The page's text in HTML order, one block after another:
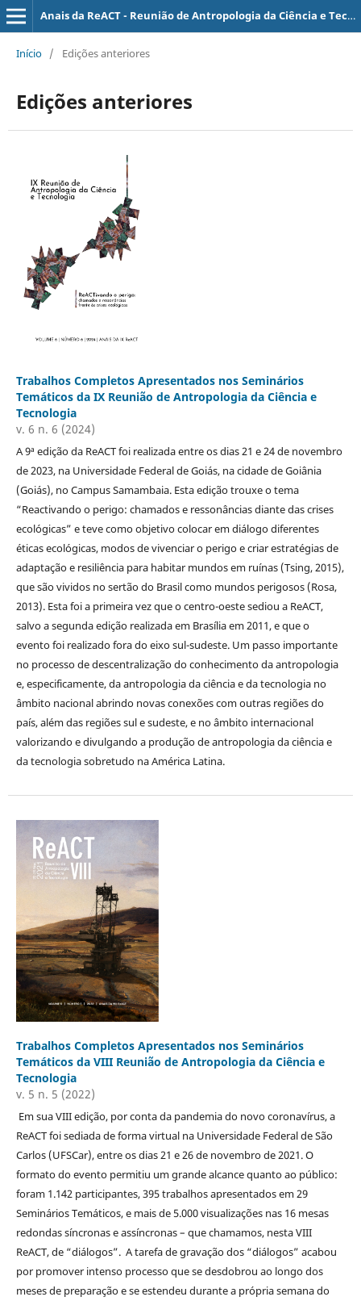
Anais da ReACT - Reunião de Antropologia da Ciência e Tecnologia
Início / Edições anteriores
Edições anteriores
Trabalhos Completos Apresentados nos Seminários
Temáticos da IX Reunião de Antropologia da Ciência e
Tecnologia
v. 6 n. 6 (2024)
A 9ª edição da ReACT foi realizada entre os dias 21 e 24 de novembro
de 2023, na Universidade Federal de Goiás, na cidade de Goiânia
(Goiás), no Campus Samambaia. Esta edição trouxe o tema
“Reactivando o perigo: chamados e ressonâncias diante das crises
ecológicas” e teve como objetivo colocar em diálogo diferentes
éticas ecológicas, modos de vivenciar o perigo e criar estratégias de
adaptação e resiliência para habitar mundos em ruínas (Tsing, 2015),
que são vividos no sertão do Brasil como mundos perigosos (Rosa,
2013). Esta foi a primeira vez que o centro-oeste sediou a ReACT,
salvo a segunda edição realizada em Brasília em 2011, e que o
evento foi realizado fora do eixo sul-sudeste. Um passo importante
no processo de descentralização do conhecimento da antropologia
e, especificamente, da antropologia da ciência e da tecnologia no
âmbito nacional abrindo novas conexões com outras regiões do
país, além das regiões sul e sudeste, e no âmbito internacional
valorizando e divulgando a produção de antropologia da ciência e
da tecnologia sobretudo na América Latina.
Trabalhos Completos Apresentados nos Seminários
Temáticos da VIII Reunião de Antropologia da Ciência e
Tecnologia
v. 5 n. 5 (2022)
Em sua VIII edição, por conta da pandemia do novo coronavírus, a
ReACT foi sediada de forma virtual na Universidade Federal de São
Carlos (UFSCar), entre os dias 21 e 26 de novembro de 2021. O
formato do evento permitiu um grande alcance quanto ao público:
foram 1.142 participantes, 395 trabalhos apresentados em 29
Seminários Temáticos, e mais de 5.000 visualizações nas 16 mesas
redondas síncronas e assíncronas – que chamamos, nesta VIII
ReACT, de “diálogos”. A tarefa de gravação dos “diálogos” acabou
por promover intenso processo que se desdobrou ao longo dos
meses de preparação e se estendeu durante a própria semana do